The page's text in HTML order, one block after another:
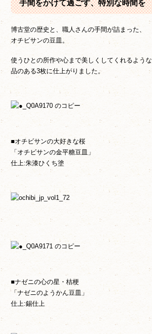
手間をかけて過ごす、特別な時間を
博古堂の歴史と、職人さんの手間が詰まった、
オチビサンの豆皿。
使うひとの所作や心まで美しくしてくれるような
品のある3枚に仕上がりました。
■オチビサンの大好きな桜
「オチビサンの金平糖豆皿」
仕上:朱漆ひくち塗
■ナゼニの心の星・桔梗
「ナゼニのようかん豆皿」
仕上:錫仕上